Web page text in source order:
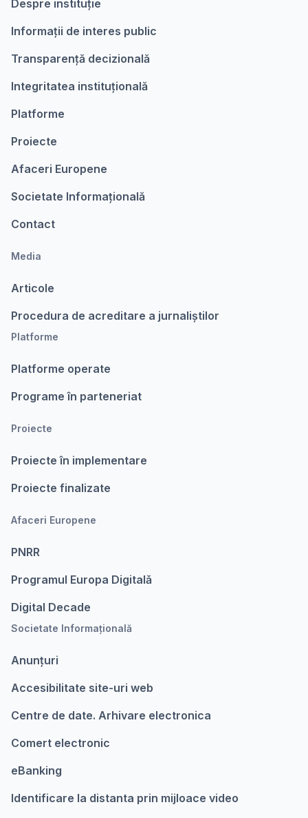
Despre instituție
Informații de interes public
Transparență decizională
Integritatea instituțională
Platforme
Proiecte
Afaceri Europene
Societate Informațională
Contact
Media
Articole
Procedura de acreditare a jurnaliștilor
Platforme
Platforme operate
Programe în parteneriat
Proiecte
Proiecte în implementare
Proiecte finalizate
Afaceri Europene
PNRR
Programul Europa Digitalǎ
Digital Decade
Societate Informațională
Anunțuri
Accesibilitate site-uri web
Centre de date. Arhivare electronica
Comert electronic
eBanking
Identificare la distanta prin mijloace video